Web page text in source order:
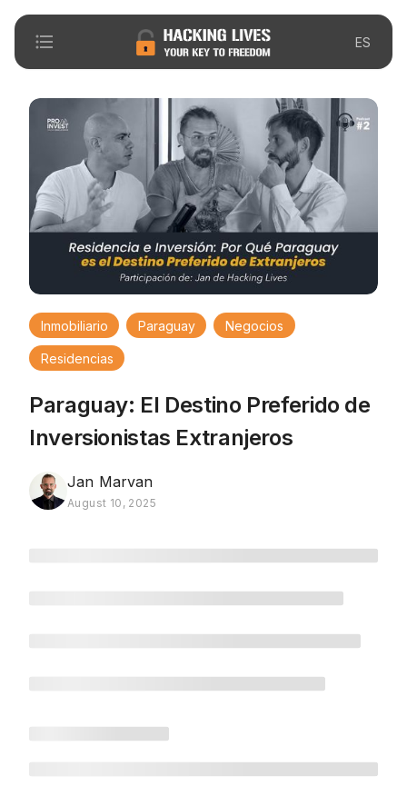
format_list_bulleted ES
Inmobiliario Paraguay Negocios
Residencias
Paraguay: El Destino Preferido de
Inversionistas Extranjeros
Jan Marvan
August 10, 2025